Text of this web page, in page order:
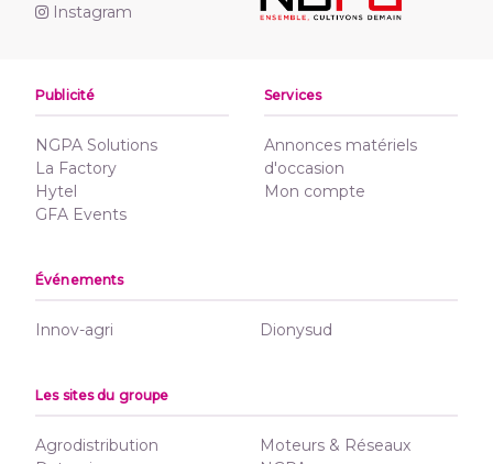
Instagram
Publicité
NGPA Solutions
La Factory
Hytel
GFA Events
Services
Annonces matériels
d'occasion
Mon compte
Événements
Innov-agri Dionysud
Les sites du groupe
Agrodistribution
Moteurs & Réseaux